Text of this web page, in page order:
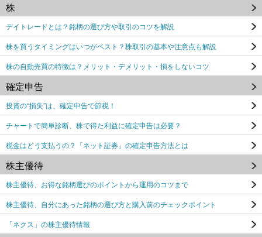
株
デイトレードとは？銘柄の選び方や取引のコツを解説
株を買うタイミングはいつがベスト？株取引の基本や注意点も解説
株の自動売買の特徴は？メリット・デメリット・損をしないコツ
確定申告
投資の“損失”は、確定申告で節税！
チャートで簡単診断、株で得た利益に確定申告は必要？
税金はどう支払うの？「ネット証券」の確定申告方法とは
株主優待
株主優待、お得な銘柄選びのポイントから運用のコツまで
株主優待、自分にあった銘柄の選び方と購入前のチェックポイント
「ネクス」の株主優待情報